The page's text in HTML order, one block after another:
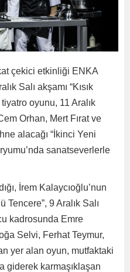
çekici etkinliği ENKA
Salı akşamı “Kısık
oyunu, 11 Aralık
Orhan, Mert Fırat ve
alacağı “İkinci Yeni
sanatseverlerle
İrem Kalaycıoğlu’nun
Tencere”, 9 Aralık Salı
kadrosunda Emre
Selvi, Ferhat Teymur,
yer alan oyun, mutfaktaki
giderek karmaşıklaşan